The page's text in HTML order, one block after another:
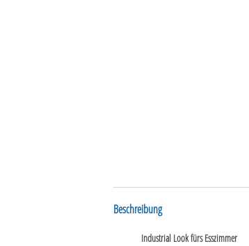
Beschreibung
Industrial Look fürs Esszimmer